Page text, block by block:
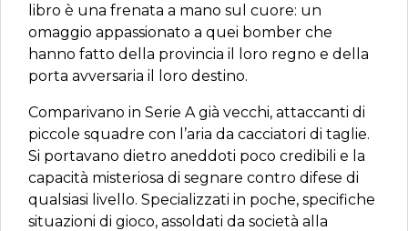
libro è una frenata a mano sul cuore: un
omaggio appassionato a quei bomber che
hanno fatto della provincia il loro regno e della
porta avversaria il loro destino.
Comparivano in Serie A già vecchi, attaccanti di
piccole squadre con l’aria da cacciatori di taglie.
Si portavano dietro aneddoti poco credibili e la
capacità misteriosa di segnare contro difese di
qualsiasi livello. Specializzati in poche, specifiche
situazioni di gioco, assoldati da società alla